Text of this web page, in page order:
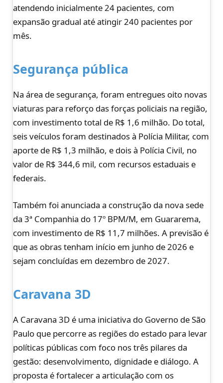
atendendo inicialmente 24 pacientes, com
expansão gradual até atingir 240 pacientes por
mês.
Segurança pública
Na área de segurança, foram entregues oito novas
viaturas para reforço das forças policiais na região,
com investimento total de R$ 1,6 milhão. Do total,
seis veículos foram destinados à Polícia Militar, com
aporte de R$ 1,3 milhão, e dois à Polícia Civil, no
valor de R$ 344,6 mil, com recursos estaduais e
federais.
Também foi anunciada a construção da nova sede
da 3ª Companhia do 17º BPM/M, em Guararema,
com investimento de R$ 11,7 milhões. A previsão é
que as obras tenham início em junho de 2026 e
sejam concluídas em dezembro de 2027.
Caravana 3D
A Caravana 3D é uma iniciativa do Governo de São
Paulo que percorre as regiões do estado para levar
políticas públicas com foco nos três pilares da
gestão: desenvolvimento, dignidade e diálogo. A
proposta é fortalecer a articulação com os